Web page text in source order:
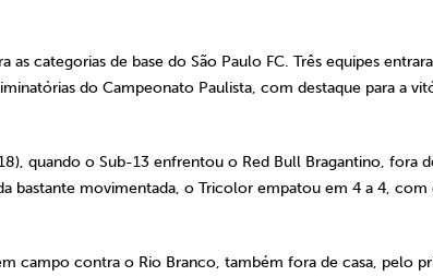
as categorias de base do São Paulo FC. Três equipes
do Campeonato Paulista, com destaque para a
quando o Sub-13 enfrentou o Red Bull Bragantino, fora
bastante movimentada, o Tricolor empatou em 4 a 4, com
campo contra o Rio Branco, também fora de casa, pelo